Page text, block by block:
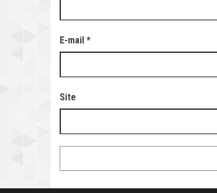
E-mail *
Site